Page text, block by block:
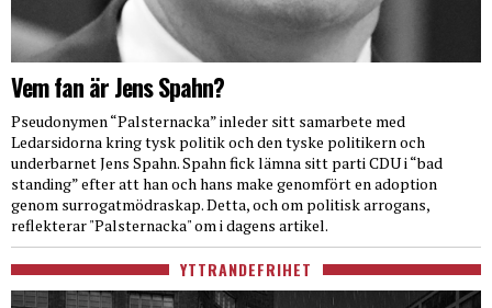
Vem fan är Jens Spahn?
Pseudonymen “Palsternacka” inleder sitt samarbete med
Ledarsidorna kring tysk politik och den tyske politikern och
underbarnet Jens Spahn. Spahn fick lämna sitt parti CDU i “bad
standing” efter att han och hans make genomfört en adoption
genom surrogatmödraskap. Detta, och om politisk arrogans,
reflekterar "Palsternacka" om i dagens artikel.
YTTRANDEFRIHET